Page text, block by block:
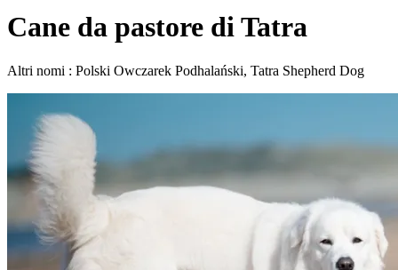
Cane da pastore di Tatra
Altri nomi : Polski Owczarek Podhalański, Tatra Shepherd Dog